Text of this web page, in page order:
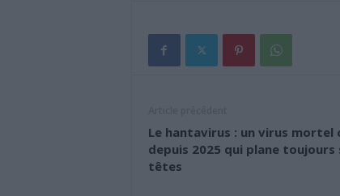
Le hantavirus : un virus mortel
depuis 2025 qui plane toujours
têtes